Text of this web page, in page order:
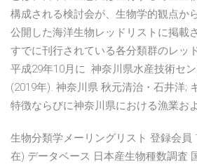
構成される検討会が、生物学的観点か
公開した海洋生物レッドリストに掲載
すでに刊行されている各分類群のレッ
平成29年10月に 神奈川県水産技術セ
(2019年). 神奈川県 秋元清治・石井洋;
特徴ならびに神奈川県における漁業お
生物分類学メーリングリスト 登録会員
在) データベース 日本産生物種数調査